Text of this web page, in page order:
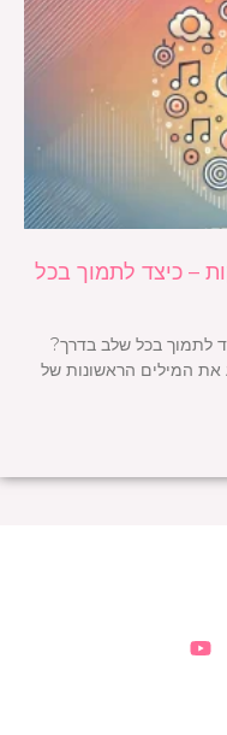
– כיצד לתמוך בכל
לתמוך בכל שלב בדרך?
את המילים הראשונות של